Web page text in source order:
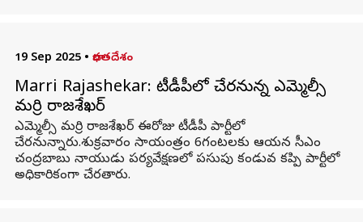
19 Sep 2025 • భారతదేశం
Marri Rajashekar: టీడీపీలో చేరనున్న ఎమ్మెల్సీ
మర్రి రాజశేఖర్
ఎమ్మెల్సీ మర్రి రాజశేఖర్ ఈరోజు టీడీపీ పార్టీలో
చేరనున్నారు.శుక్రవారం సాయంత్రం 6గంటలకు ఆయన సీఎం
చంద్రబాబు నాయుడు పర్యవేక్షణలో పసుపు కండువ కప్పి పార్టీలో
అధికారికంగా చేరతారు.